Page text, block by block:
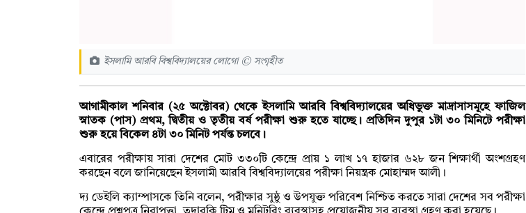
ইসলামি আরবি বিশ্ববিদ্যালয়ের লোগো © সংগৃহীত
আগামীকাল শনিবার (২৫ অক্টোবর) থেকে ইসলামি আরবি বিশ্ববিদ্যালয়ের অধিভুক্ত মাদ্রাসাসমূহে ফাজিল
স্নাতক (পাস) প্রথম, দ্বিতীয় ও তৃতীয় বর্ষ পরীক্ষা শুরু হতে যাচ্ছে। প্রতিদিন দুপুর ১টা ৩০ মিনিটে পরীক্ষা
শুরু হয়ে বিকেল ৪টা ৩০ মিনিট পর্যন্ত চলবে।
এবারের পরীক্ষায় সারা দেশের মোট ৩৩০টি কেন্দ্রে প্রায় ১ লাখ ১৭ হাজার ৬২৮ জন শিক্ষার্থী অংশগ্রহণ
করছেন বলে জানিয়েছেন ইসলামী আরবি বিশ্ববিদ্যালয়ের পরীক্ষা নিয়ন্ত্রক মোহাম্মদ আলী।
দ্য ডেইলি ক্যাম্পাসকে তিনি বলেন, পরীক্ষার সুষ্ঠু ও উপযুক্ত পরিবেশ নিশ্চিত করতে সারা দেশের সব পরীক্ষা